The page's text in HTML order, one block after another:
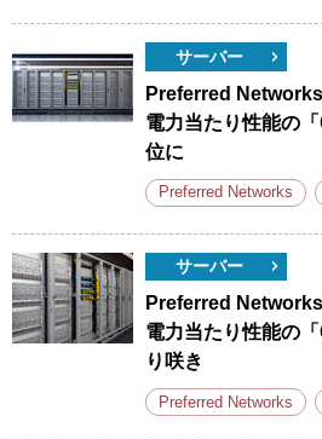
サーバー
Preferred
電力当たり性能の
位に
Preferred Networks
サーバー
Preferred
電力当たり性能の
り咲き
Preferred Networks